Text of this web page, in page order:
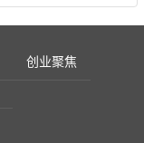
创业聚焦